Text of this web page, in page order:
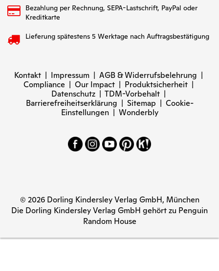
Bezahlung per Rechnung, SEPA-Lastschrift, PayPal oder
Kreditkarte
Lieferung spätestens 5 Werktage nach Auftragsbestätigung
Kontakt | Impressum | AGB & Widerrufsbelehrung |
Compliance | Our Impact | Produktsicherheit |
Datenschutz | TDM-Vorbehalt |
Barrierefreiheitserklärung | Sitemap | Cookie-
Einstellungen| Wonderbly
© 2026 Dorling Kindersley Verlag GmbH, München
Die Dorling Kindersley Verlag GmbH gehört zu Penguin
Random House